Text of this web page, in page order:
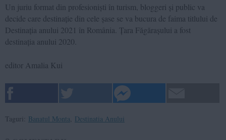
Un juriu format din profesioniști în turism, bloggeri și public va
decide care destinație din cele șase se va bucura de faima titlului de
Destinația anului 2021 în România. Țara Făgărașului a fost
destinația anului 2020.
editor Amalia Kui
Taguri: Banatul Monta Destinatia Anului